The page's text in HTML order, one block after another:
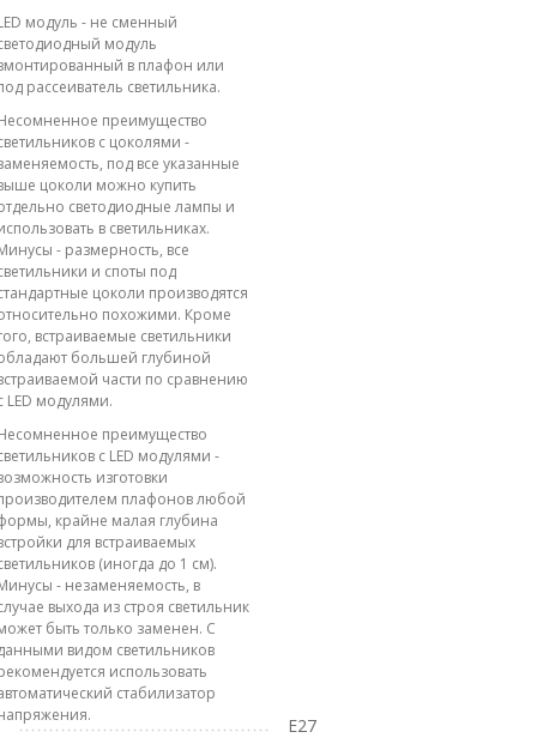
модуль - не сменный
модуль
в плафон или
рассеиватель светильника.
преимущество
с цоколями -
под все указанные
цоколи можно купить
светодиодные лампы и
в светильниках.
- размерность, все
и споты под
цоколи производятся
похожими. Кроме
встраиваемые светильники
большей глубиной
части по сравнению
LED модулями.
преимущество
с LED модулями -
изготовки
плафонов любой
крайне малая глубина
для встраиваемых
(иногда до 1 см).
- незаменяемость, в
выхода из строя светильник
быть только заменен. С
видом светильников
использовать
стабилизатор
E27